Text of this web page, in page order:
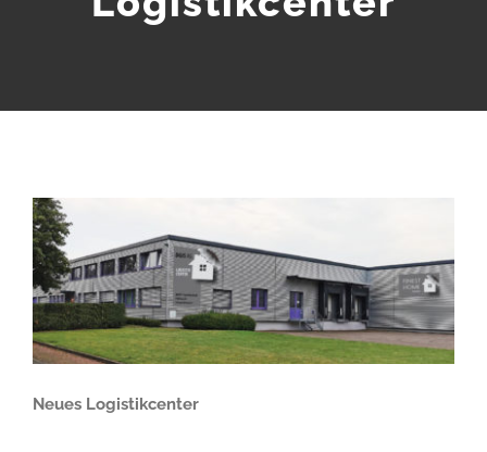
Neues Logistikcenter